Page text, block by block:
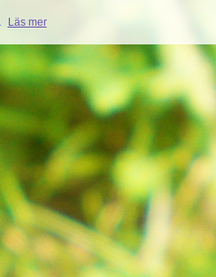
Läs mer